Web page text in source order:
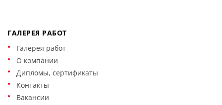
ГАЛЕРЕЯ РАБОТ
Галерея работ
О компании
Дипломы, сертификаты
Контакты
Вакансии